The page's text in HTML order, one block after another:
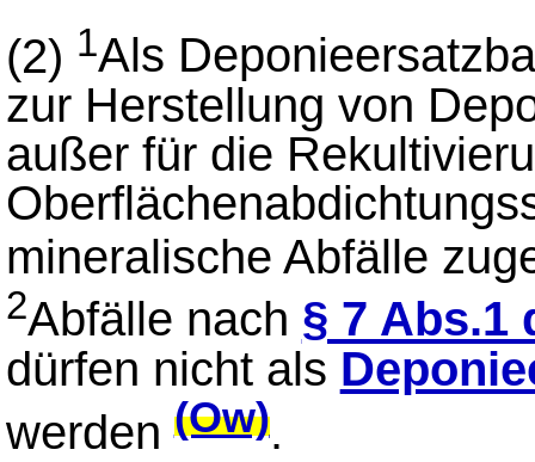
(2) 1Als
zur Herstellung von
außer für die
mineralische Abfälle
2Abfälle nach § 7 Abs.1
dürfen nicht als
werden(Ow).